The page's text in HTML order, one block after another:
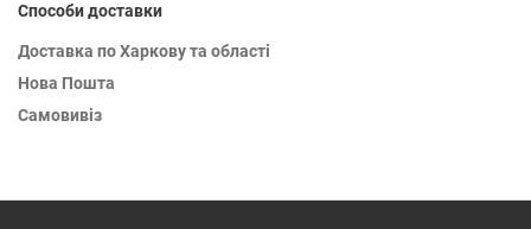
Способи доставки
Доставка по Харкову та області
Нова Пошта
Самовивіз